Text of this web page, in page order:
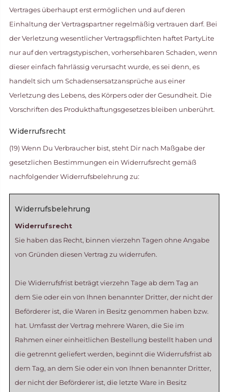
Vertrages überhaupt erst ermöglichen und auf deren
Einhaltung der Vertragspartner regelmäßig vertrauen darf. Bei
der Verletzung wesentlicher Vertragspflichten haftet PartyLite
nur auf den vertragstypischen, vorhersehbaren Schaden, wenn
dieser einfach fahrlässig verursacht wurde, es sei denn, es
handelt sich um Schadensersatzansprüche aus einer
Verletzung des Lebens, des Körpers oder der Gesundheit. Die
Vorschriften des Produkthaftungsgesetzes bleiben unberührt.
Widerrufsrecht
(19) Wenn Du Verbraucher bist, steht Dir nach Maßgabe der
gesetzlichen Bestimmungen ein Widerrufsrecht gemäß
nachfolgender Widerrufsbelehrung zu:
Widerrufsbelehrung
Widerrufsrecht
Sie haben das Recht, binnen vierzehn Tagen ohne Angabe
von Gründen diesen Vertrag zu widerrufen.
Die Widerrufsfrist beträgt vierzehn Tage ab dem Tag an
dem Sie oder ein von Ihnen benannter Dritter, der nicht der
Beförderer ist, die Waren in Besitz genommen haben bzw.
hat. Umfasst der Vertrag mehrere Waren, die Sie im
Rahmen einer einheitlichen Bestellung bestellt haben und
die getrennt geliefert werden, beginnt die Widerrufsfrist ab
dem Tag, an dem Sie oder ein von Ihnen benannter Dritter,
der nicht der Beförderer ist, die letzte Ware in Besitz